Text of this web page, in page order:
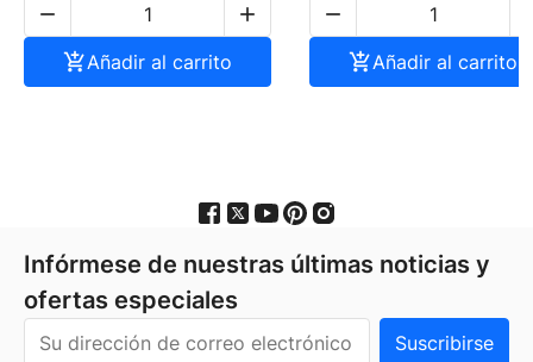


Añadir al carrito

Añadir al carrito
Infórmese de nuestras últimas noticias y
ofertas especiales